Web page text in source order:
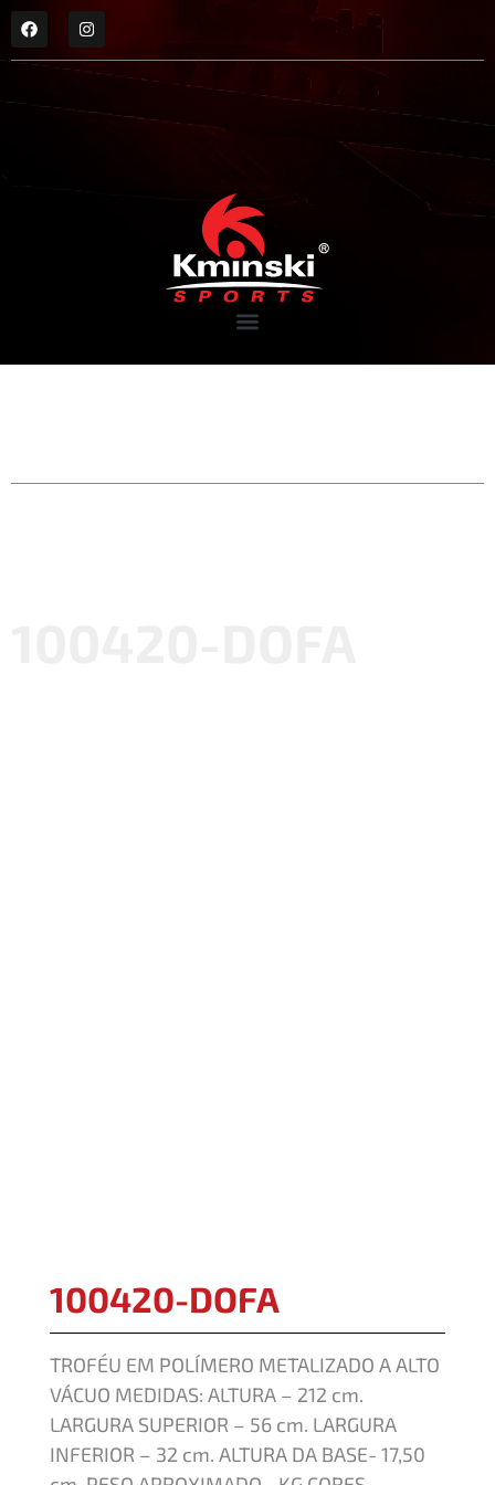
100420-DOFA
TROFÉU EM POLÍMERO METALIZADO A ALTO
VÁCUO MEDIDAS: ALTURA – 212 cm.
LARGURA SUPERIOR – 56 cm. LARGURA
INFERIOR – 32 cm. ALTURA DA BASE- 17,50